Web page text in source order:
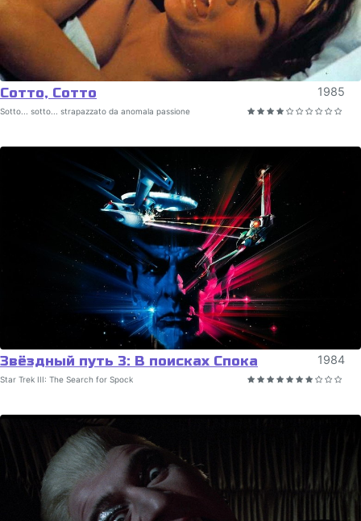
Сотто, Сотто 1985
Sotto... sotto... strapazzato da anomala passione
Звёздный путь 3: В поисках Спока 1984
Star Trek III: The Search for Spock